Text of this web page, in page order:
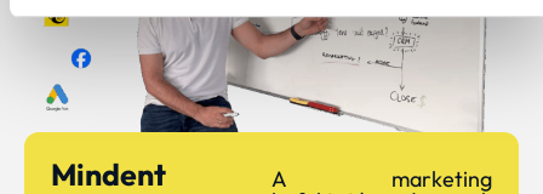
Mindent
A marketing